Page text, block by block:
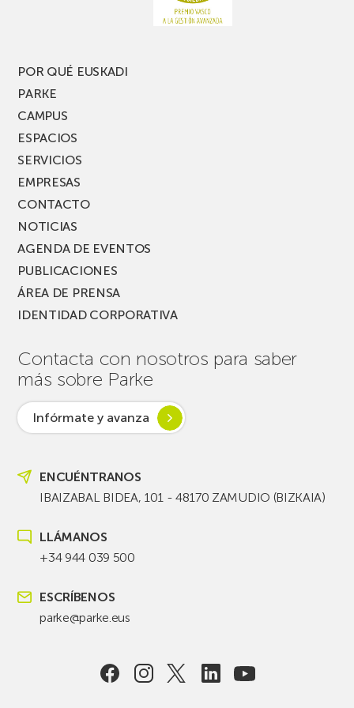
PARKEA
MUSIK
POR QUÉ EUSKADI
PARKE
CAMPUS
ESPACIOS
SERVICIOS
EMPRESAS
CONTACTO
NOTICIAS
AGENDA DE EVENTOS
PUBLICACIONES
ÁREA DE PRENSA
IDENTIDAD CORPORATIVA
Contacta con nosotros para saber
más sobre Parke
Infórmate y avanza
ENCUÉNTRANOS
IBAIZABAL BIDEA, 101 - 48170 ZAMUDIO (BIZKAIA)
LLÁMANOS
+34 944 039 500
ESCRÍBENOS
parke@parke.eus